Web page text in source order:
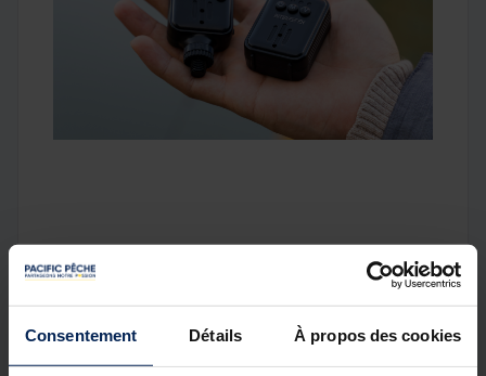
Consentement Détails À propos des cookies
De longues séances ?
Durée de vie de la batterie plus longue !